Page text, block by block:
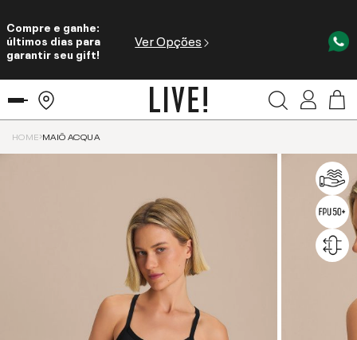
Compre e ganhe:
últimos dias para
garantir seu gift!
Ver Opções
HOME MAIÔ ACQUA